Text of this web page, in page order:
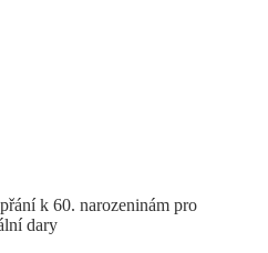
k 60. narozeninám pro
dary